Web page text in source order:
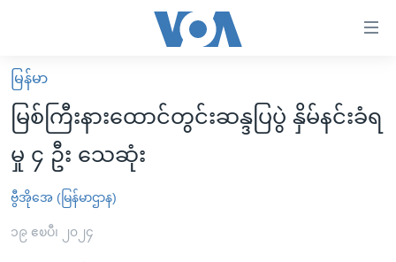
လွယ်ကူ
စေ
Link
များ
ပင်မ
မူလစာမျက်နှာ
မြန်မာ
ကမ္ဘာ့သတင်းများ
နိုင်ငံတကာ
ဗွီဒီယို
မြန်မာ
မြစ်ကြီးနားထောင်တွင်းဆန္ဒပြပွဲ နှိမ်နင်းခံရ
မှု ၄ ဦး သေဆုံး
ဗွီအိုအေ (မြန်မာဌာန)
၁၉ ဧၿပီ၊ ၂၀၂၄